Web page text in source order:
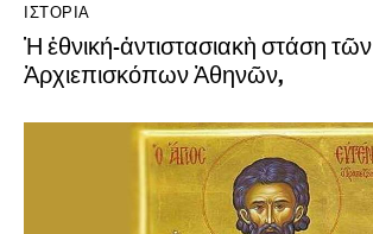
ΙΣΤΟΡΊΑ
Ἡ ἐθνική-ἀντιστασιακὴ στάση τῶν
Ἀρχιεπισκόπων Ἀθηνῶν,